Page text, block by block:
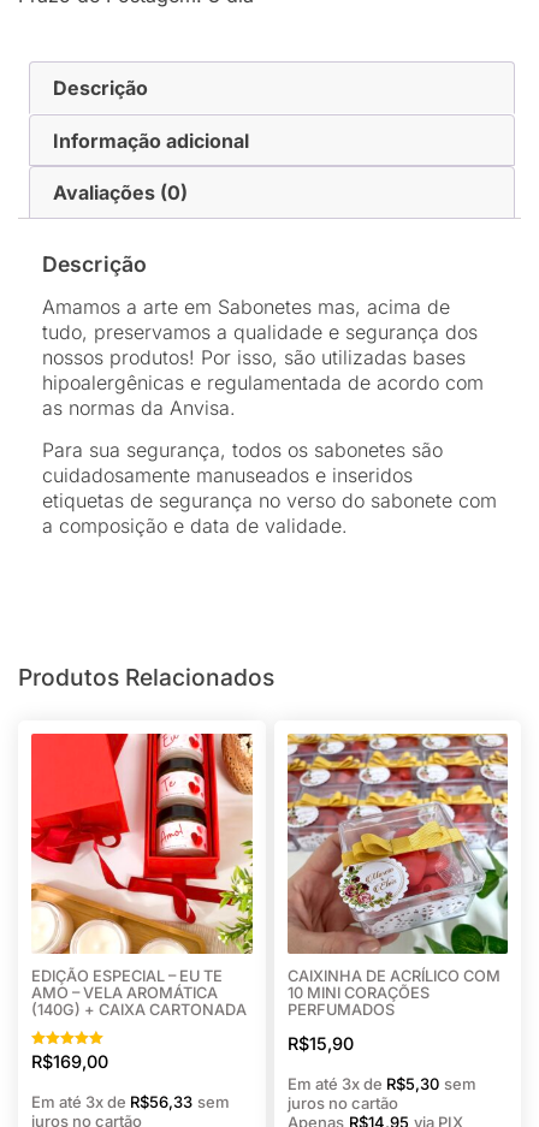
Descrição
Informação adicional
Avaliações (0)
Descrição
Amamos a arte em Sabonetes mas, acima de
tudo, preservamos a qualidade e segurança dos
nossos produtos! Por isso, são utilizadas bases
hipoalergênicas e regulamentada de acordo com
as normas da Anvisa.
Para sua segurança, todos os sabonetes são
cuidadosamente manuseados e inseridos
etiquetas de segurança no verso do sabonete com
a composição e data de validade.
Produtos Relacionados
EDIÇÃO ESPECIAL – EU TE
AMO – VELA AROMÁTICA
(140G) + CAIXA CARTONADA
Avaliação
5.00
R$169,00
Em até 3x de R$56,33 sem
juros no cartão
CAIXINHA DE ACRÍLICO COM
10 MINI CORAÇÕES
PERFUMADOS
R$15,90
Em até 3x de R$5,30 sem
juros no cartão
Apenas R$14,95 via PIX